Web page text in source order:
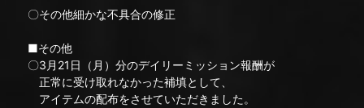
〇その他細かな不具合の修正
■その他
〇3月21日（月）分のデイリーミッション報酬が
正常に受け取れなかった補填として、
アイテムの配布をさせていただきました。